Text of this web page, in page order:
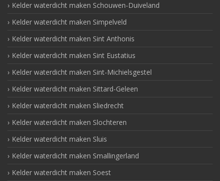
Kelder waterdicht maken Schouwen-Duiveland
Kelder waterdicht maken Simpelveld
Kelder waterdicht maken Sint Anthonis
Kelder waterdicht maken Sint Eustatius
Kelder waterdicht maken Sint-Michielsgestel
Kelder waterdicht maken Sittard-Geleen
Kelder waterdicht maken Sliedrecht
Kelder waterdicht maken Slochteren
Kelder waterdicht maken Sluis
Kelder waterdicht maken Smallingerland
Kelder waterdicht maken Soest